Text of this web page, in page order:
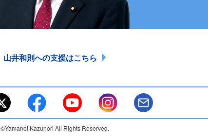
山井和則への支援はこちら
©Yamanoi Kazunori All Rights Reserved.